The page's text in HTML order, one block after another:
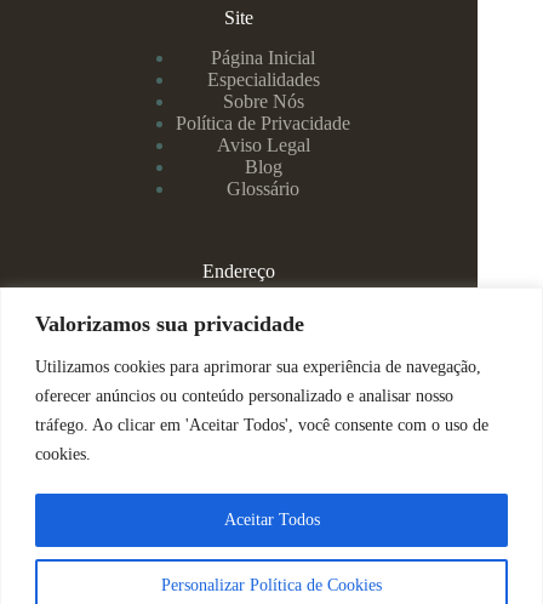
Valorizamos sua privacidade
Utilizamos cookies para aprimorar sua experiência de navegação,
oferecer anúncios ou conteúdo personalizado e analisar nosso
tráfego. Ao clicar em 'Aceitar Todos', você consente com o uso de
cookies.
Personalizar Política de Cookies
Aceitar Todos
Site
Página Inicial
Especialidades
Sobre Nós
Política de Privacidade
Aviso Legal
Blog
Glossário
Endereço
Rua Rei Alberto, 108 / 705 - Centro - Juiz de Fora/MG
(32) 99829-3800 - Dra Eduarda
Direitos Reservados @ Tabtech - 2023